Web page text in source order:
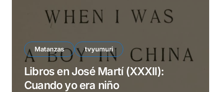
Matanzas tvyumuri
Libros en José Martí (XXXII):
Cuando yo era niño